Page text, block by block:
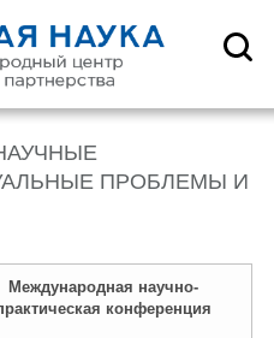
ПРОБЛЕМЫ И
Международная научно-
конференция